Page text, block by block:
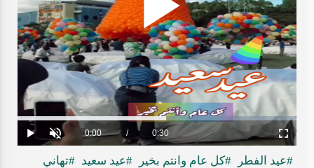
Play
Play Unmute Current
Time
0:00 / Duration
0:30
Loaded:
0%
Progress:
0%
Fullscreen
#عيد الفطر #كل عام وانتم بخير #عيد سعيد #تهاني